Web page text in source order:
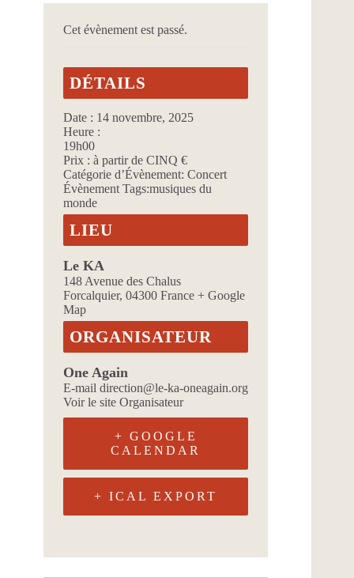
Cet évènement est passé.
DÉTAILS
Date : 14 novembre, 2025
Heure :
19h00
Prix : à partir de CINQ €
Catégorie d’Évènement: Concert
Évènement Tags:musiques du
monde
LIEU
Le KA
148 Avenue des Chalus
Forcalquier, 04300 France + Google
Map
ORGANISATEUR
One Again
E-mail direction@le-ka-oneagain.org
Voir le site Organisateur
+ GOOGLE
CALENDAR
+ ICAL EXPORT